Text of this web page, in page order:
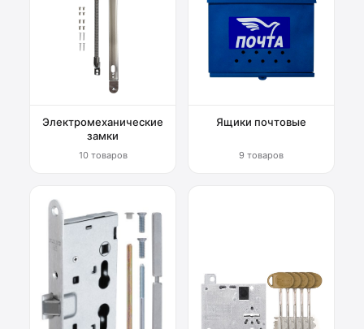
Электромеханические
замки
10 товаров
Ящики почтовые
9 товаров